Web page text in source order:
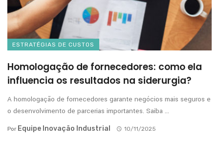
ESTRATÉGIAS DE CUSTOS
Homologação de fornecedores: como ela
influencia os resultados na siderurgia?
A homologação de fornecedores garante negócios mais seguros e
o desenvolvimento de parcerias importantes. Saiba ...
Por Equipe Inovação Industrial 10/11/2025